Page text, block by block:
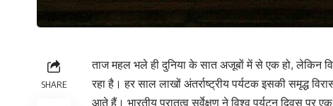
SHARE
ताज महल भले ही दुनिया के सात अजूबों में से एक हो, लेकिन
रहा है। हर साल लाखों अंतर्राष्ट्रीय पर्यटक इसकी समृद्ध
आते हैं। भारतीय पुरातत्व सर्वेक्षण ने विश्व पर्यटन दिवस पर एक